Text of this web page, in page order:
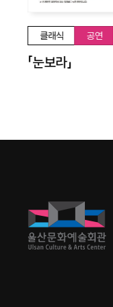
클래식 공연
「눈보라」